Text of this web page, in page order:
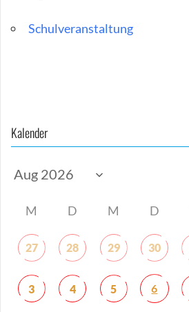
Schulveranstaltung
Kalender
M D M D
27 28 29 30
3 4 5 6